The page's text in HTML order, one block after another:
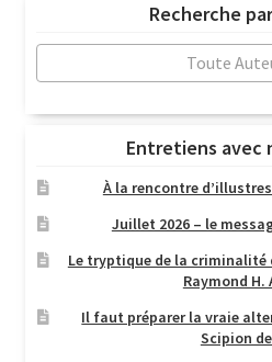
au
plus
ancien
Recherche
Toute
Entretiens avec
À la rencontre
Juillet 2026 – le
Le tryptique de la criminalité
Raymond H.
Il faut préparer la vraie
Scipion